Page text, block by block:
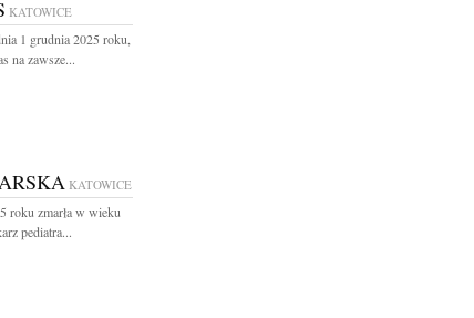
KATOWICE
1 grudnia 2025 roku,
na zawsze...
KATOWICE
roku zmarła w wieku
pediatra...